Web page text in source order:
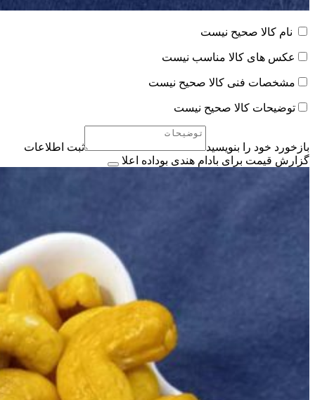
نام کالا صحیح نیست
عکس های کالا مناسب نیست
مشخصات فنی کالا صحیح نیست
توضیحات کالا صحیح نیست
بازخورد خود را بنویسید
ثبت اطلاعات
گزارش قیمت برای بادام هندی بوداده اعلا